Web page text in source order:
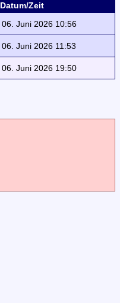
Datum/Zeit
06. Juni 2026 10:56
06. Juni 2026 11:53
06. Juni 2026 19:50